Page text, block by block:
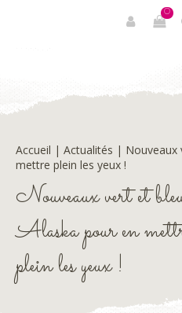
0
Accueil | Actualités | Nouveaux
mettre plein les yeux !
Nouveaux vert et
Alaska pour en
plein les yeux !